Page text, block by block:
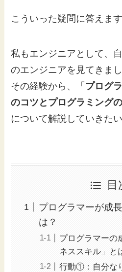
こういった疑問に答えます
私もエンジニアとして、
のエンジニアを見てきまし
その経験から、「 プログ
のコツとプログラミング
について解説していきた
目
プログラマーが成
は？
プログラマーの
ネススキル」と
行動①：自分な